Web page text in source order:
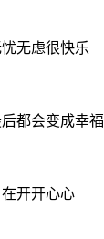
无虑很快乐
都会变成幸福
开开心心